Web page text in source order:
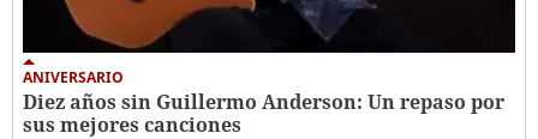
ANIVERSARIO
Diez años sin Guillermo Anderson: Un repaso por
sus mejores canciones